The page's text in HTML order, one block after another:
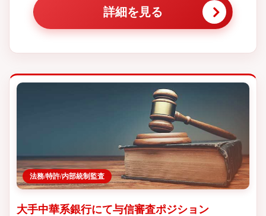
詳細を見る
法務/特許/内部統制監査
大手中華系銀行にて与信審査ポジション